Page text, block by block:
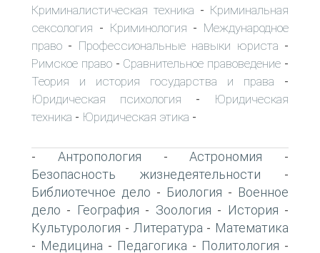
Криминалистическая техника - Криминальная
сексология - Криминология - Международное
право - Профессиональные навыки юриста -
Римское право- Сравнительное правоведение -
Теория и история государства и права -
Юридическая психология -
Юридическая
техника - Юридическая этика -
- Антропология -Астрономия -
Безопасность жизнедеятельности -
Библиотечное дело - Биология - Военное
дело - География - Зоология - История -
Культурология - Литература - Математика
- Медицина - Педагогика - Политология -